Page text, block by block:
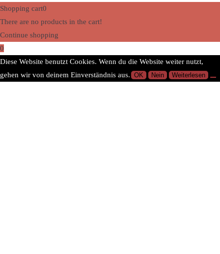
Shopping cart0
There are no products in the cart!
Continue shopping
0
Diese Website benutzt Cookies. Wenn du die Website weiter nutzt,
gehen wir von deinem Einverständnis aus. OK Nein Weiterlesen